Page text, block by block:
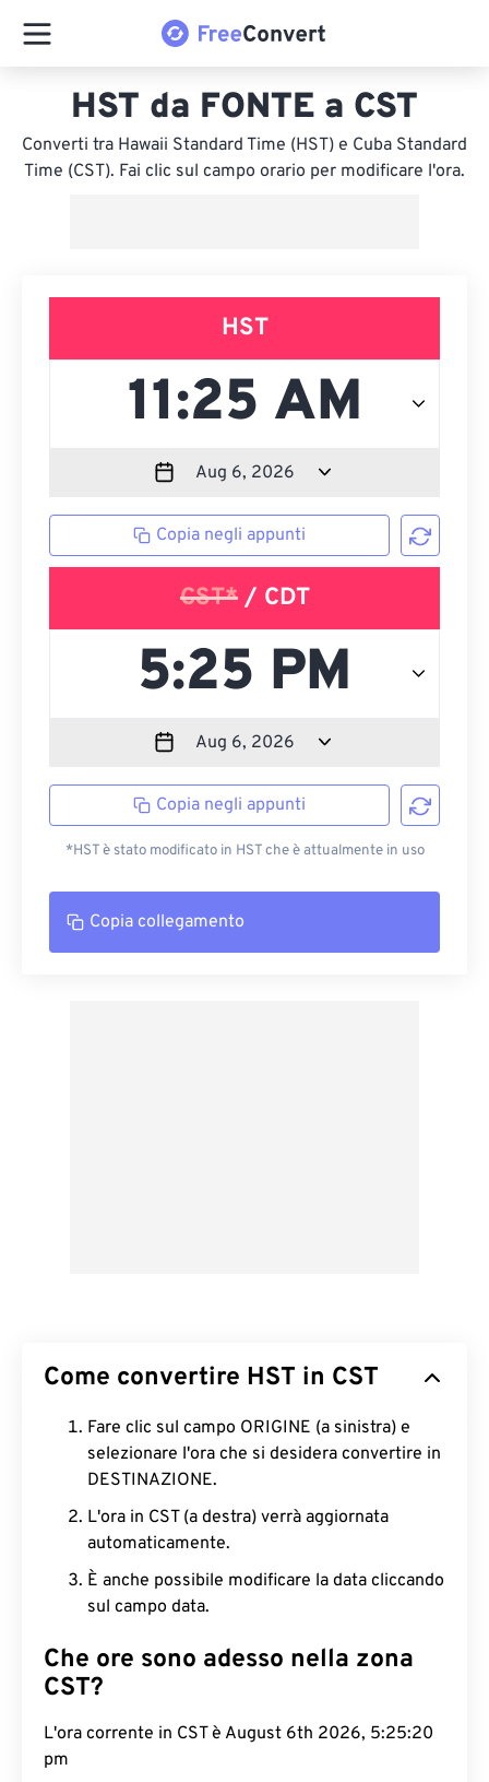
HST da FONTE a CST
Converti tra Hawaii Standard Time (HST) e Cuba Standard
Time (CST). Fai clic sul campo orario per modificare l'ora.
HST
Copia negli appunti
CST*/ CDT
Copia negli appunti
*HST è stato modificato in HST che è attualmente in uso
Copia collegamento
Come convertire HST in CST
Fare clic sul campo ORIGINE (a sinistra) e
selezionare l'ora che si desidera convertire in
DESTINAZIONE.
L'ora in CST (a destra) verrà aggiornata
automaticamente.
È anche possibile modificare la data cliccando
sul campo data.
Che ore sono adesso nella zona
CST?
L'ora corrente in CST è August 6th 2026, 5:25:21
pm